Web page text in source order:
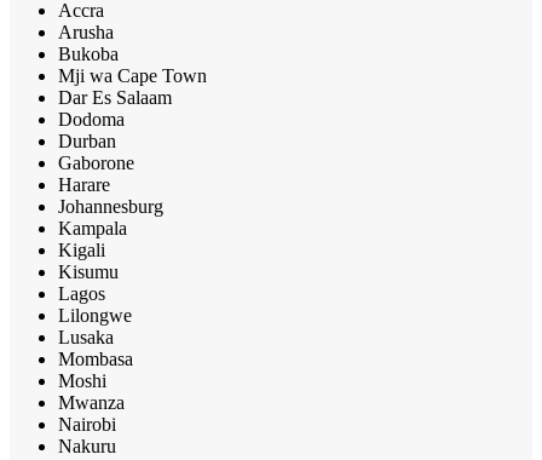
Accra
Arusha
Bukoba
Mji wa Cape Town
Dar Es Salaam
Dodoma
Durban
Gaborone
Harare
Johannesburg
Kampala
Kigali
Kisumu
Lagos
Lilongwe
Lusaka
Mombasa
Moshi
Mwanza
Nairobi
Nakuru